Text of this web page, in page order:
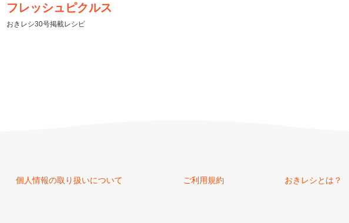
フレッシュピクルス
おきレシ30号掲載レシピ
個人情報の取り扱いについて ご利用規約 おきレシとは？